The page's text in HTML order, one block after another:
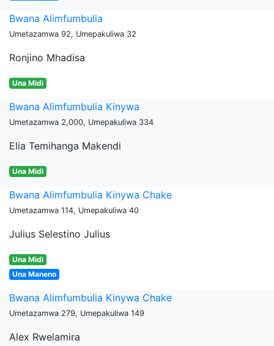
Bwana Alimfumbulia
Umetazamwa 92, Umepakuliwa 32
Ronjino Mhadisa
Una Midi
Bwana Alimfumbulia Kinywa
Umetazamwa 2,000, Umepakuliwa 334
Elia Temihanga Makendi
Una Midi
Bwana Alimfumbulia Kinywa Chake
Umetazamwa 114, Umepakuliwa 40
Julius Selestino Julius
Una Midi
Una Maneno
Bwana Alimfumbulia Kinywa Chake
Umetazamwa 279, Umepakuliwa 149
Alex Rwelamira